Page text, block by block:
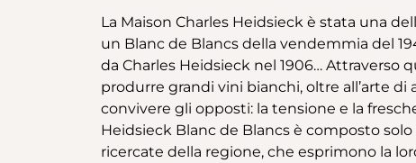
La Maison Charles Heidsieck è stata una
un Blanc de Blancs della vendemmia del
da Charles Heidsieck nel 1906… Attraverso
produrre grandi vini bianchi, oltre all’arte di
convivere gli opposti: la tensione e la
Heidsieck Blanc de Blancs è composto
ricercate della regione, che esprimono la